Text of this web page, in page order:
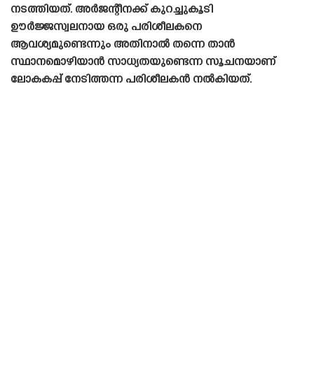
നടത്തിയത്. അർജന്റീനക്ക് കുറച്ചുകൂടി
ഊർജ്ജസ്വലനായ ഒരു പരിശീലകനെ
ആവശ്യമുണ്ടെന്നും അതിനാൽ തന്നെ താൻ
സ്ഥാനമൊഴിയാൻ സാധ്യതയുണ്ടെന്ന സൂചനയാണ്
ലോകകപ്പ് നേടിത്തന്ന പരിശീലകൻ നൽകിയത്.